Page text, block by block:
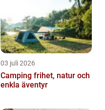
03 juli 2026
Camping frihet, natur och
enkla äventyr